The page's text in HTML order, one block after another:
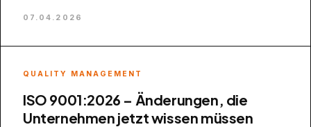
07.04.2026
QUALITY MANAGEMENT
ISO 9001:2026 – Änderungen, die
Unternehmen jetzt wissen müssen